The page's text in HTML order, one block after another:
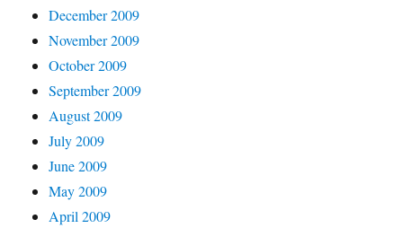
December 2009
November 2009
October 2009
September 2009
August 2009
July 2009
June 2009
May 2009
April 2009